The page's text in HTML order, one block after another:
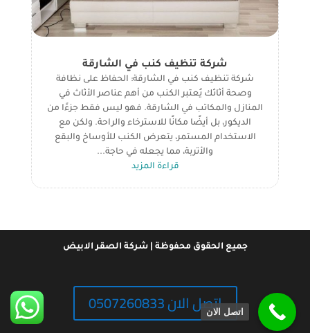
شركة تنظيف كنب في الشارقة
شركة تنظيف كنب في الشارقة: الحفاظ على نظافة
وصحة أثاثك يُعتبر الكنب من أهم عناصر الأثاث في
المنازل والمكاتب في الشارقة. فهو ليس فقط جزءًا من
الديكور، بل أيضًا مكانًا للاسترخاء والراحة. ولكن مع
الاستخدام المستمر، يتعرض الكنب للأوساخ والبقع
والأتربة، مما يجعله في حاجة...
قراءة المزيد
جميع الحقوق محفوظة | شركة الصقر الابيض
اتصل الان 0507260833اتصل الان